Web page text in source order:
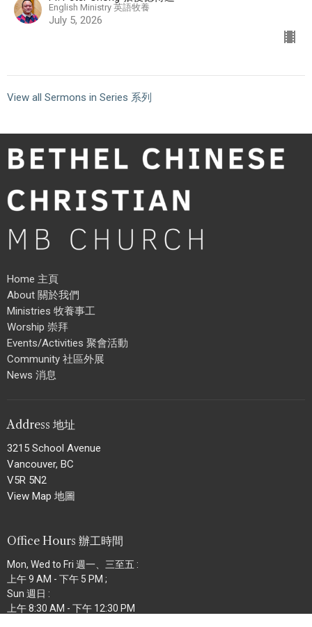
English Ministry 英語牧養
July 5, 2026
View all Sermons in Series 系列
Home 主頁
About 關於我們
Ministries 牧養事工
Worship 崇拜
Events/Activities 聚會活動
Community 社區外展
News 消息
Address 地址
3215 School Avenue
Vancouver, BC
V5R 5N2
View Map 地圖
Office Hours 辦工時間
Mon, Wed to Fri 週一、三至五 :
上午 9 AM - 下午 5 PM ;
Sun 週日 :
上午 8:30 AM - 下午 12:30 PM